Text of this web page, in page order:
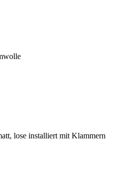
lose installiert mit Klammern